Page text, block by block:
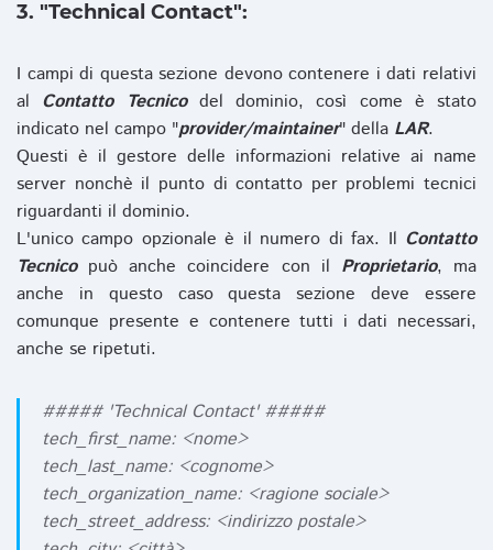
3. "Technical Contact":
I campi di questa sezione devono contenere i dati relativi
al Contatto Tecnicodel dominio, così come è stato
indicato nel campo "provider/maintainer" della LAR.
Questi è il gestore delle informazioni relative ai name
server nonchè il punto di contatto per problemi tecnici
riguardanti il dominio.
L'unico campo opzionale è il numero di fax. Il Contatto
Tecnicopuò anche coincidere con il Proprietario, ma
anche in questo caso questa sezione deve essere
comunque presente e contenere tutti i dati necessari,
anche se ripetuti.
##### 'Technical Contact' #####
tech_first_name: <nome>
tech_last_name: <cognome>
tech_organization_name: <ragione sociale>
tech_street_address: <indirizzo postale>